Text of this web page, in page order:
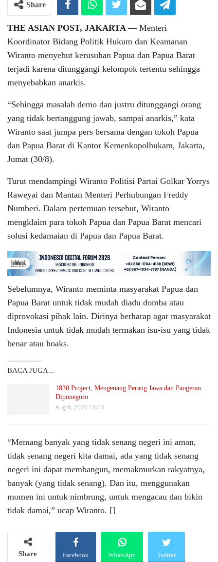
Share
THE ASIAN POST, JAKARTA ―Menteri
Koordinator Bidang Politik Hukum dan Keamanan
Wiranto menyebut kerusuhan Papua dan Papua Barat
terjadi karena ditunggangi kelompok tertentu sehingga
menyebabkan anarkis.
“Sehingga masalah demo dan justru ditunggangi orang
yang tidak bertanggung jawab, sampai anarkis,” kata
Wiranto saat jumpa pers bersama dengan tokoh Papua
dan Papua Barat di Kantor Kemenkopolhukam, Jakarta,
Jumat (30/8).
Turut mendampingi Wiranto Politisi Partai Golkar Yorrys
Raweyai dan Mantan Menteri Perhubungan Freddy
Numberi. Dalam pertemuan tersebut, Wiranto
mengklaim para tokoh Papua dan Papua Barat mencari
solusi kedamaian di Papua dan Papua Barat.
Sebelumnya, Wiranto meminta masyarakat Papua dan
Papua Barat untuk tidak mudah diadu domba atau
diprovokasi pihak lain. Dirinya berharap agar masyarakat
Indonesia untuk tidak mudah termakan isu-isu yang tidak
benar atau hoaks.
BACA JUGA...
1830 Project, Mengenang Perang Jawa dan Pangeran
Diponegoro
Aug 6, 2026 14:03
“Memang banyak yang tidak senang negeri ini aman,
tidak senang negeri kita damai, ada yang tidak senang
negeri ini dapat membangun, memakmurkan rakyatnya,
banyak (yang tidak senang). Dan itu, menggunakan
momen ini untuk nimbrung, untuk mengacau dan bikin
tidak damai,” ucap Wiranto. []
Share Facebook WhatsApp Twitter